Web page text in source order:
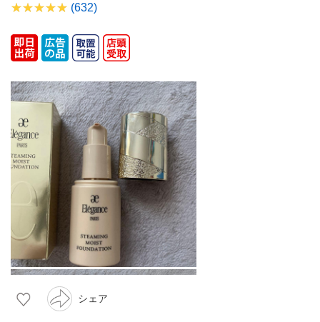
(632)
シェア